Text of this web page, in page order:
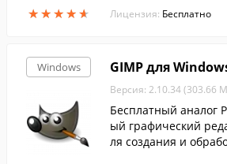
★★★★★
★★★★★ Лицензия: Бесплатно
Windows GIMP для
Версия: 2.10.34 (303.66
Бесплатный аналог
ый графический
ля создания и